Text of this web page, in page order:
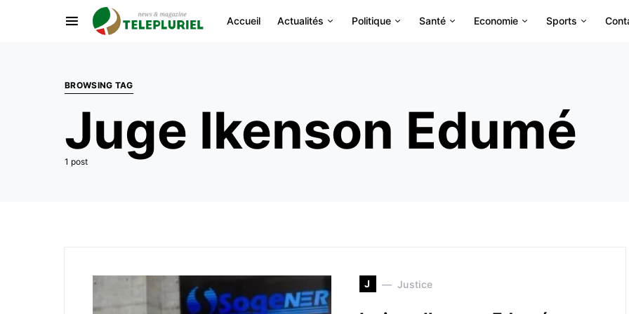
Accueil Actualités Politique Santé Economie Sports
BROWSING TAG
Juge Ikenson Edumé
1 post
J Justice